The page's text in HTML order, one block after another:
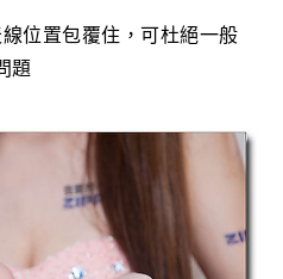
位置包覆住，可杜絕一般
題